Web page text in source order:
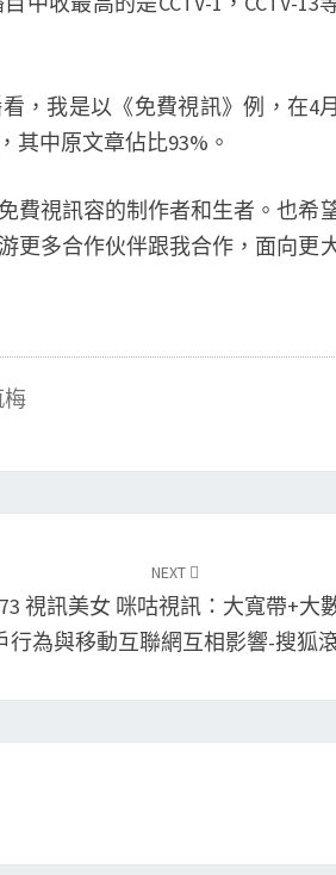
我是以《免費視訊》例，在4月
其中原文章佔比93%。
視訊容的制作者和生者。也希
更多合作伙伴跟我合作，面向更
NEXT
視訊美女 咪咕視訊：大寬帶+大
行為與移動互聯網互相影響-搜狐